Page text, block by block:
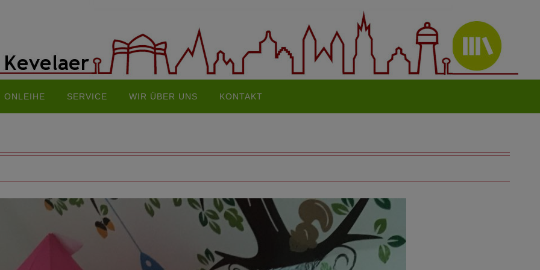
ONLEIHE SERVICE WIR ÜBER UNS KONTAKT